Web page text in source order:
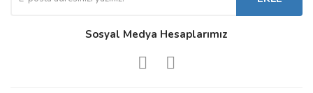
Sosyal Medya Hesaplarımız